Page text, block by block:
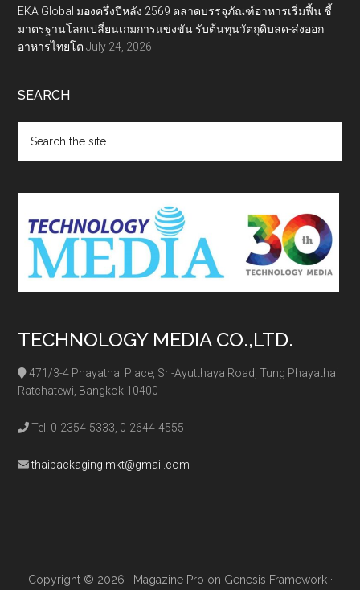
EKA Global มองครึ่งปีหลัง 2569 ตลาดบรรจุภัณฑ์อาหารเริ่มฟื้น ชี้
มาตรฐานโลกเปลี่ยนเกมการแข่งขัน รับต้นทุนวัตถุดิบลด-ส่งออก
อาหารไทยโต July 24, 2026
SEARCH
the
TECHNOLOGY MEDIA CO.,LTD.
471/3-4 Phayathai Place, Sri-Ayutthaya Road, Tung Phayathai
Ratchatewi, Bangkok 10400
Tel. 0-2354-5333, 0-2644-4555
thaipackaging.mkt@gmail.com
Copyright © 2026 · Magazine Pro on Genesis Framework·